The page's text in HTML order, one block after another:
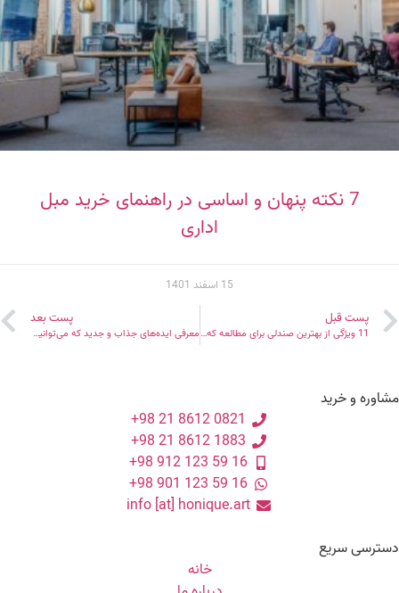
7 نکته پنهان و اساسی در راهنمای خرید مبل
اداری
15 اسفند 1401
پست قبل
11 ویژگی از بهترین صندلی برای مطالعه که باید بدانید!
پست بعد
معرفی ایده‌های جذاب و جدید که می‌توانید برای محوطه سازی استخر به کار ببرید!
و خرید
0821 8612 21 98+
1883 8612 21 98+
16 59 123 912 98+
16 59 123 901 98+
info [at] honique.art
سریع
خانه